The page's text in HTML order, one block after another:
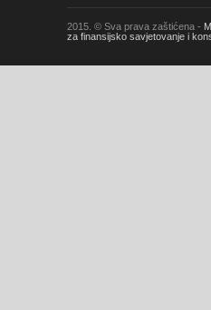
2015. © Sva prava zaštićena -
za finansijsko savjetovanje i